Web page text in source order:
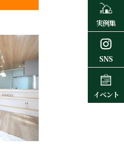
実例集
SNS
イベント